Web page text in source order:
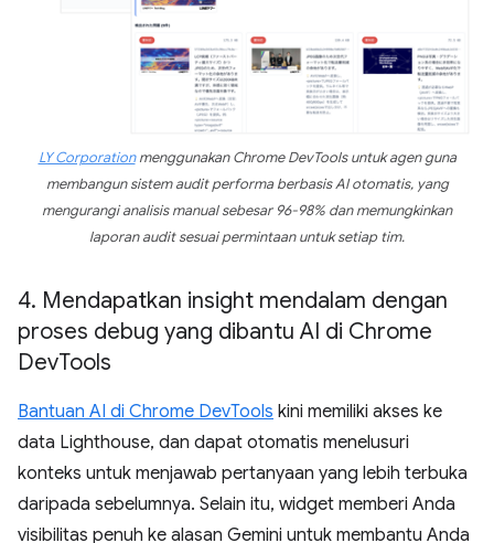
LY Corporationmenggunakan Chrome DevTools untuk agen guna
membangun sistem audit performa berbasis AI otomatis, yang
mengurangi analisis manual sebesar 96-98% dan memungkinkan
laporan audit sesuai permintaan untuk setiap tim.
4. Mendapatkan insight mendalam dengan
proses debug yang dibantu AI di Chrome
DevTools
Bantuan AI di Chrome DevTools kini memiliki akses ke
data Lighthouse, dan dapat otomatis menelusuri
konteks untuk menjawab pertanyaan yang lebih terbuka
daripada sebelumnya. Selain itu, widget memberi Anda
visibilitas penuh ke alasan Gemini untuk membantu Anda